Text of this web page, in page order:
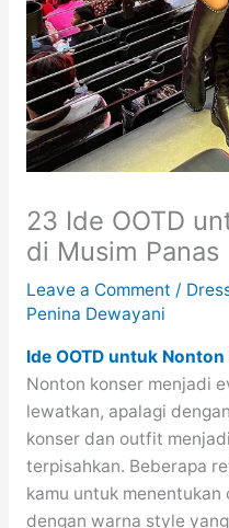
23 Ide OOTD
di Musim Panas
Leave a Comment /
Penina Dewayani
Ide OOTD untuk
Nonton konser menjadi
lewatkan, apalagi
konser dan outfit
terpisahkan. Beberapa
kamu untuk
dengan warna style